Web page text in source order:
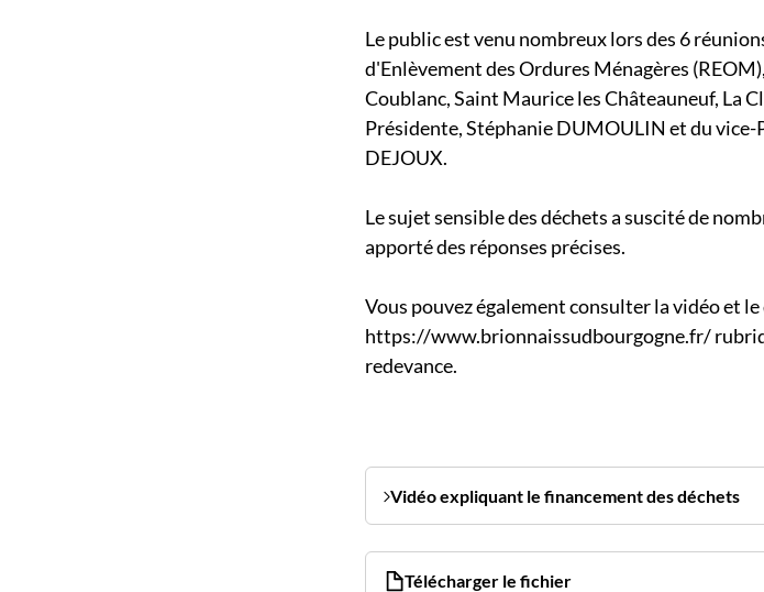
Le public est venu nombreux lors des 6
d'Enlèvement des Ordures Ménagères
Coublanc, Saint Maurice les Châteauneuf, La
Présidente, Stéphanie DUMOULIN et du vice-
DEJOUX.
Le sujet sensible des déchets a suscité de
apporté des réponses précises.
Vous pouvez également consulter la vidéo et
https://www.brionnaissudbourgogne.fr/
redevance.
Vidéo expliquant le financement des déchets
Télécharger le fichier